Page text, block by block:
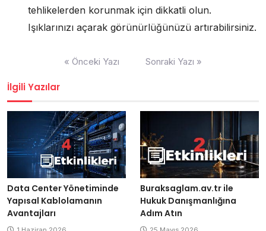
tehlikelerden korunmak için dikkatli olun.
Işıklarınızı açarak görünürlüğünüzü artırabilirsiniz.
« Önceki Yazı Sonraki Yazı »
İlgili Yazılar
Data Center Yönetiminde
Yapısal Kablolamanın
Avantajları
Buraksaglam.av.tr ile
Hukuk Danışmanlığına
Adım Atın